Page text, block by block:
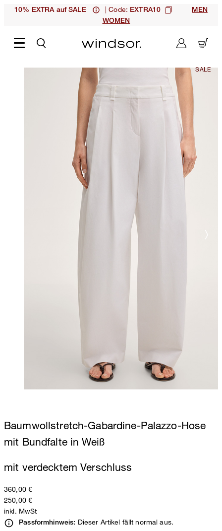
10% EXTRA auf SALE | Code: EXTRA10
MEN
WOMEN
Baumwollstretch-Gabardine-Palazzo-Hose
mit Bundfalte in Weiß
mit verdecktem Verschluss
360,00 €
250,00 €
inkl. MwSt
Passformhinweis: Dieser Artikel fällt normal aus.